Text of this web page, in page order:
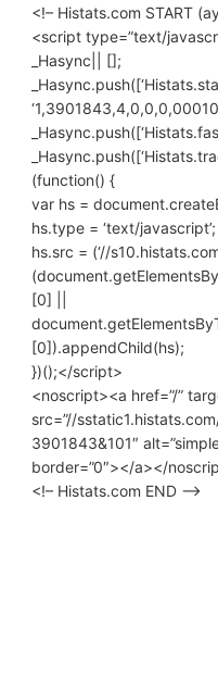
<!– Histats.com START
<script type=”text/
_Hasync|| [];
(function() {
var hs =
hs.type = ‘text/
hs.src = (‘//
[0] ||
[0]).appendChild(hs);
})();</script>
<noscript><a href=”/”
src=”//
3901843&101″
border=”0″></a></
<!– Histats.com END –>